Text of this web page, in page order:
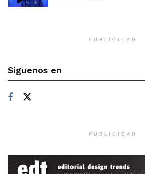
PUBLICIDAD
Síguenos en
PUBLICIDAD